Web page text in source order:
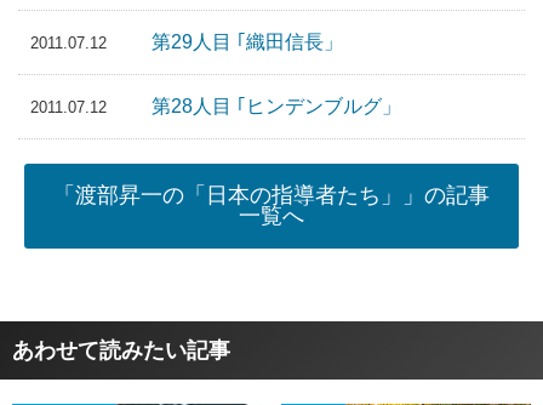
2011.07.12 第29人目 ｢織田信長」
2011.07.12 第28人目 ｢ヒンデンブルグ」
「渡部昇一の「日本の指導者たち」」の記事
一覧へ
あわせて読みたい記事